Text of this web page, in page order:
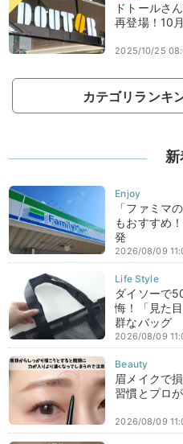
ドトールさ
再登場！10
2025/10/25
カテゴリランキ
新
「ファミマ
もおすすめ
発
2026/08/09
ダイソーで
悔！「見た
群なバッグ
2026/08/09
眉メイクで
習慣とプロ
2026/08/09